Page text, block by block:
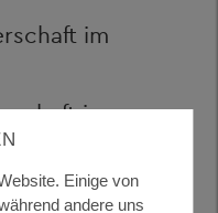
im
im
Einige von
andere uns